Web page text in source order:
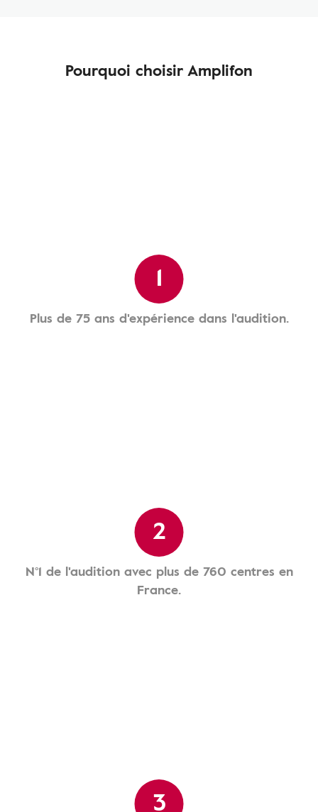
Pourquoi choisir Amplifon
1
Plus de 75 ans d'expérience dans l'audition.
2
N°1 de l'audition avec plus de 760 centres en
France.
3